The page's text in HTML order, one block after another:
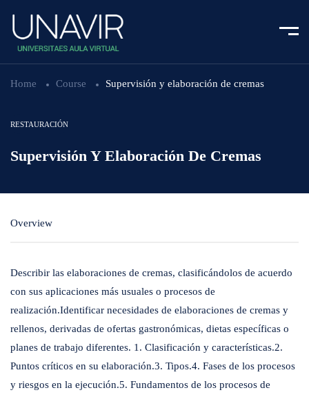
Home Course Supervisión y elaboración de cremas
RESTAURACIÓN
Supervisión Y Elaboración De Cremas
Overview
Describir las elaboraciones de cremas, clasificándolos de acuerdo
con sus aplicaciones más usuales o procesos de
realización.Identificar necesidades de elaboraciones de cremas y
rellenos, derivadas de ofertas gastronómicas, dietas específicas o
planes de trabajo diferentes. 1. Clasificación y características.2.
Puntos críticos en su elaboración.3. Tipos.4. Fases de los procesos
y riesgos en la ejecución.5. Fundamentos de los procesos de